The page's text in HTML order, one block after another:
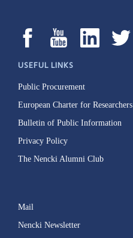
USEFUL LINKS
Public Procurement
European Charter for Researchers
Bulletin of Public Information
Privacy Policy
The Nencki Alumni Club
Mail
Nencki Newsletter